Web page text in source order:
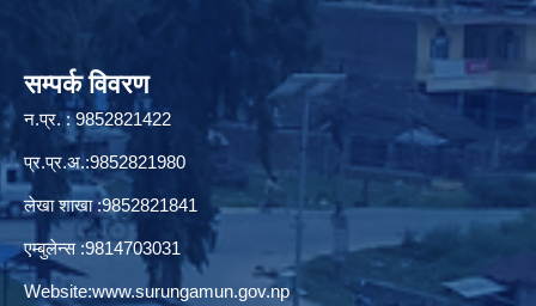
सम्पर्क विवरण
न.प्र. : 9852821422
प्र.प्र.अ.:9852821980
लेखा शाखा :9852821841
एम्बुलेन्स :9814703031
Website:www.surungamun.gov.np